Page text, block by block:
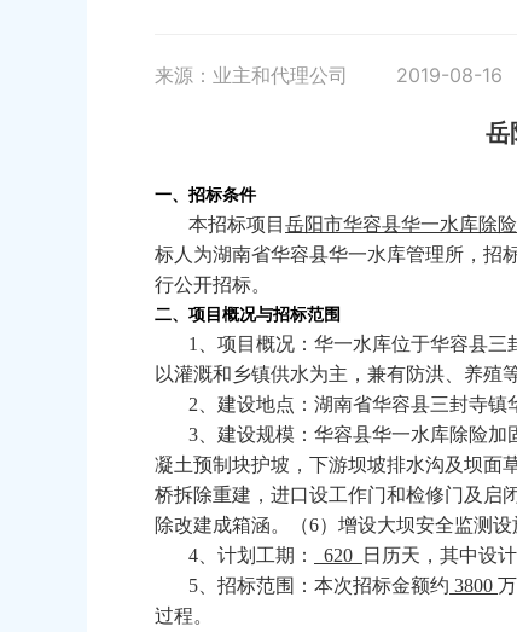
来源：业主和代理公司 2019-08-16
岳
一、招标条件
本招标项目 岳阳市华容县华一水库除
标人为湖南省华容县华一水库管理所，招
行公开招标。
二、项目概况与招标范围
1 、项目概况：华一水库位于华容县
以灌溉和乡镇供水为主，兼有防洪、养殖
2 、建设地点：湖南省华容县三封寺镇
3 、建设规模：华容县华一水库除险
凝土预制块护坡，下游坝坡排水沟及坝面
桥拆除重建，进口设工作门和检修门及启
除改建成箱涵。（6）增设大坝安全监测
4 、计划工期： 620 日历天，其中设计
5 、招标范围：本次招标金额约 3800
过程。